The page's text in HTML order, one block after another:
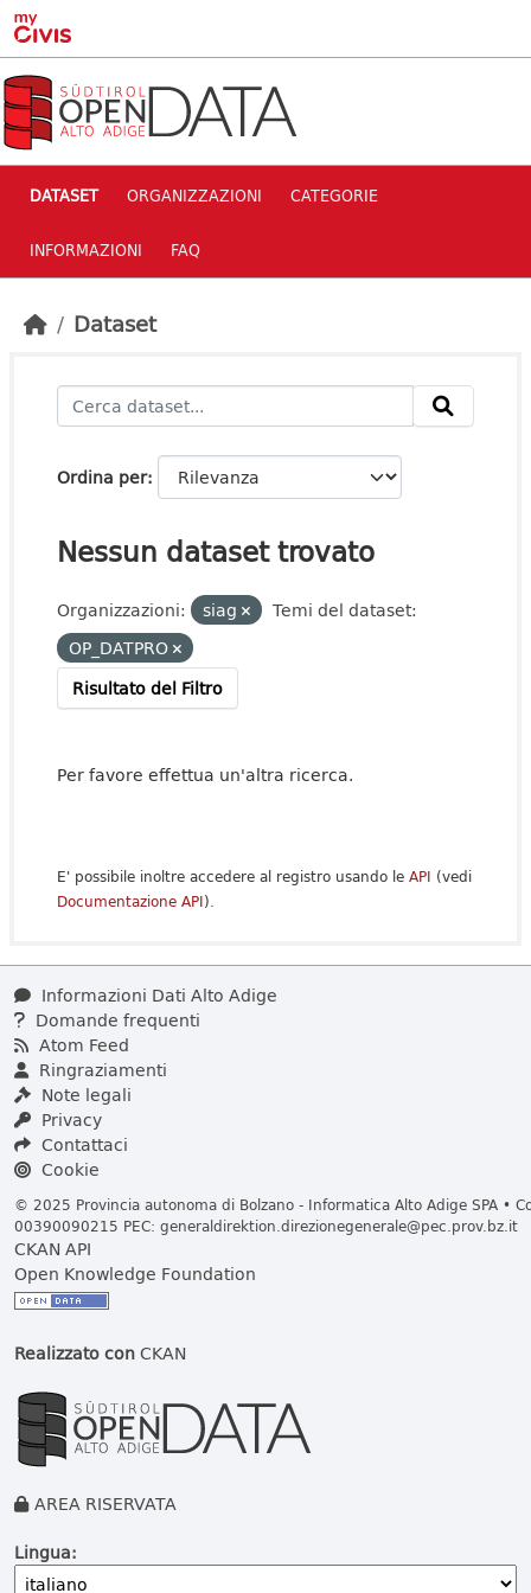
Skip to main content
DATASET ORGANIZZAZIONI CATEGORIE
INFORMAZIONI FAQ
Dataset
Ordina per
Nessun dataset trovato
Organizzazioni: siag
Temi del dataset:
OP_DATPRO
Risultato del Filtro
Per favore effettua un'altra ricerca.
E' possibile inoltre accedere al registro usando le API (vedi
Documentazione API).
Informazioni Dati Alto Adige
Domande frequenti
Atom Feed
Ringraziamenti
Note legali
Privacy
Contattaci
Cookie
© 2025 Provincia autonoma di Bolzano - Informatica Alto Adige SPA •
00390090215 PEC: generaldirektion.direzionegenerale@pec.prov.bz.it
CKAN API
Open Knowledge Foundation
Realizzato conCKAN
AREA RISERVATA
Lingua